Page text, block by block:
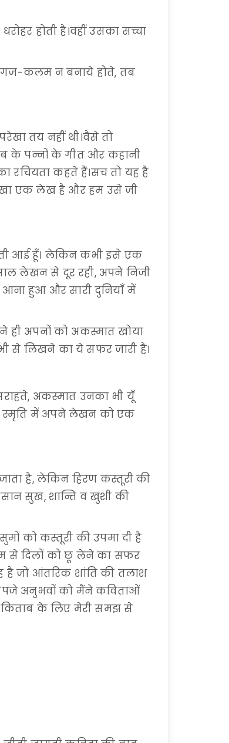
होती है।वहीं उसका सच्चा
कलम न बनाये होते, तब
तय नहीं थी।वैसे तो
के पन्नों के गीत और कहानी
रचियता कहते हैं।सच तो यह है
एक लेख है और हम उसे जी
आई हूँ। लेकिन कभी इसे एक
लेखन से दूर रही, अपने निजी
हुआ और सारी दुनियाँ में
ही अपनों को अकस्मात खोया
से लिखने का ये सफर जारी है।
अकस्मात उनका भी यूँ
स्मृति में अपने लेखन को एक
है, लेकिन हिरण कस्तूरी की
सुख, शान्ति व खुशी की
को कस्तूरी की उपमा दी है
से दिलों को छू लेने का सफर
है जो आंतरिक शांति की तलाश
अनुभवों को मैंने कविताओं
किताब के लिए मेरी समझ से